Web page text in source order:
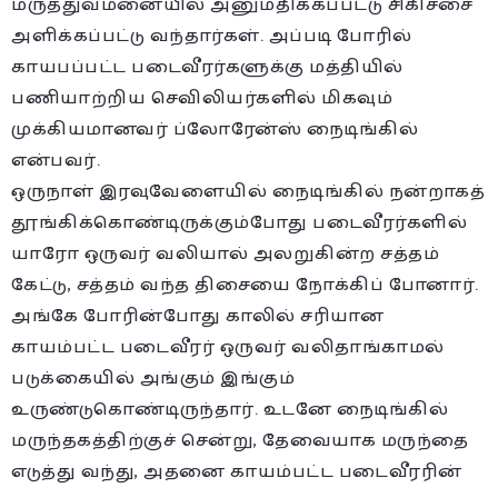
அளிக்கப்பட்டு வந்தார்கள். அப்படி போரில்
காயபப்பட்ட படைவீரர்களுக்கு மத்தியில்
பணியாற்றிய செவிலியர்களில் மிகவும்
முக்கியமானவர் ப்லோரேன்ஸ் நைடிங்கில்
என்பவர்.
ஒருநாள் இரவுவேளையில் நைடிங்கில் நன்றாகத்
தூங்கிக்கொண்டிருக்கும்போது படைவீரர்களில்
யாரோ ஒருவர் வலியால் அலறுகின்ற சத்தம்
கேட்டு, சத்தம் வந்த திசையை நோக்கிப் போனார்.
அங்கே போரின்போது காலில் சரியான
காயம்பட்ட படைவீரர் ஒருவர் வலிதாங்காமல்
படுக்கையில் அங்கும் இங்கும்
உருண்டுகொண்டிருந்தார். உடனே நைடிங்கில்
மருந்தகத்திற்குச் சென்று, தேவையாக மருந்தை
எடுத்து வந்து, அதனை காயம்பட்ட படைவீரரின்